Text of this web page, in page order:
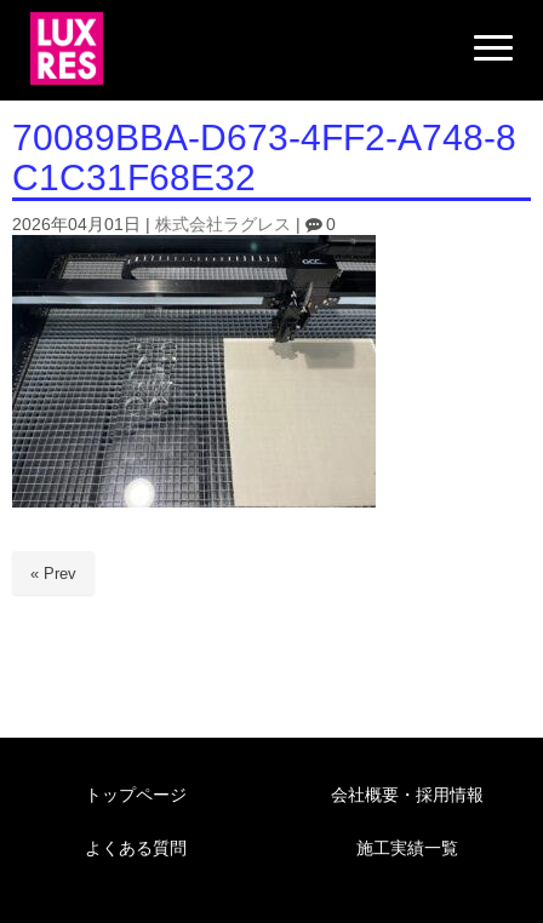
N
a
i
g
a
o
70089BBA-D673-4FF2-A748-8
C1C31F68E32
2026年04月01日 株式会社ラグレス 0
« Prev
トップページ
よくある質問
会社概要・採用情報
施工実績一覧